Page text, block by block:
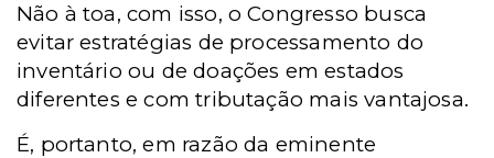
Não à toa, com isso, o Congresso busca
evitar estratégias de processamento do
inventário ou de doações em estados
diferentes e com tributação mais vantajosa.
É, portanto, em razão da eminente